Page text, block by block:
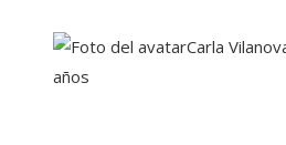
Carla
años